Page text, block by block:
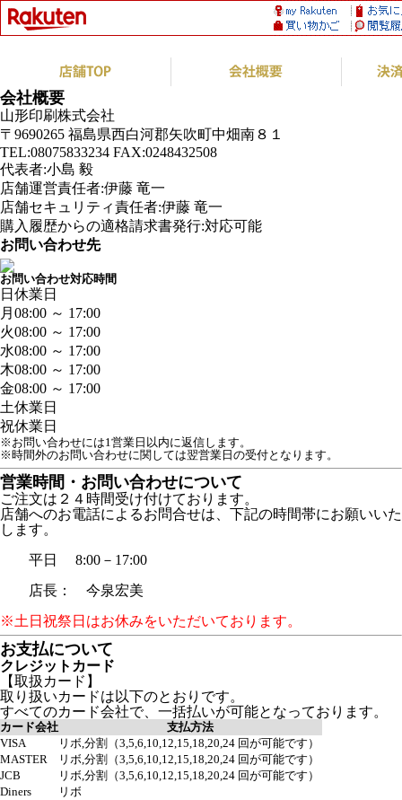
会社概要
山形印刷株式会社
〒9690265 福島県西白河郡矢吹町中畑南８１
TEL:08075833234 FAX:0248432508
代表者:小島 毅
店舗運営責任者:伊藤 竜一
店舗セキュリティ責任者:伊藤 竜一
購入履歴からの適格請求書発行:対応可能
お問い合わせ先
お問い合わせ対応時間
日 休業日
月 08:00 ～ 17:00
火08:00 ～ 17:00
水08:00 ～ 17:00
木08:00 ～ 17:00
金08:00 ～ 17:00
土休業日
祝休業日
※お問い合わせには1営業日以内に返信します。
※時間外のお問い合わせに関しては翌営業日の受付となります。
営業時間・お問い合わせについて
ご注文は２４時間受け付けております。
店舗へのお電話によるお問合せは、下記の時間帯にお願いいた
します。
平日 8:00－17:00
店長： 今泉宏美
※土日祝祭日はお休みをいただいております。
お支払について
クレジットカード
【取扱カード】
取り扱いカードは以下のとおりです。
すべてのカード会社で、一括払いが可能となっております。
カード会社
支払方法
VISA
リボ,分割（3,5,6,10,12,15,18,20,24 回が可能です）
MASTER
リボ,分割（3,5,6,10,12,15,18,20,24 回が可能です）
JCB
リボ,分割（3,5,6,10,12,15,18,20,24 回が可能です）
Diners
リボ